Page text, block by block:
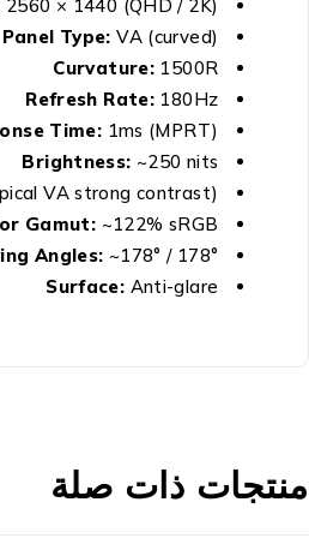
2560 × 1440 (QHD / 2K)
Panel Type: VA (curved)
Curvature: 1500R
Refresh Rate: 180Hz
Time: 1ms (MPRT)
Brightness: ~250 nits
VA strong contrast)
Gamut: ~122% sRGB
Angles: ~178° / 178°
Surface: Anti-glare
منتجات ذات صلة